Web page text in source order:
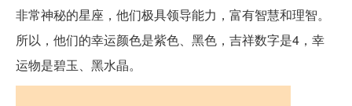
非常神秘的星座，他们极具领导能力，富有智慧和理智。
所以，他们的幸运颜色是紫色、黑色，吉祥数字是4，幸
运物是碧玉、黑水晶。